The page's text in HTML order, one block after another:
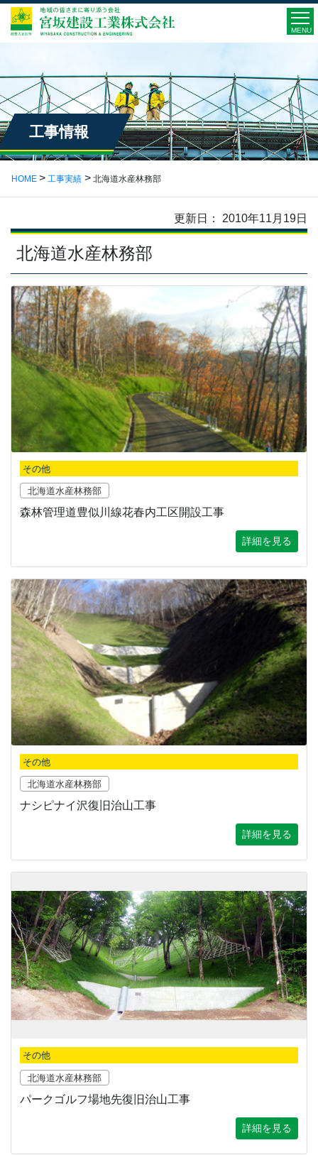
MENU
工事情報
HOME 工事実績 北海道水産林務部
更新日： 2010年11月19日
北海道水産林務部
その他
北海道水産林務部
森林管理道豊似川線花春内工区開設工事
詳細を見る
その他
北海道水産林務部
ナシピナイ沢復旧治山工事
詳細を見る
その他
北海道水産林務部
パークゴルフ場地先復旧治山工事
詳細を見る